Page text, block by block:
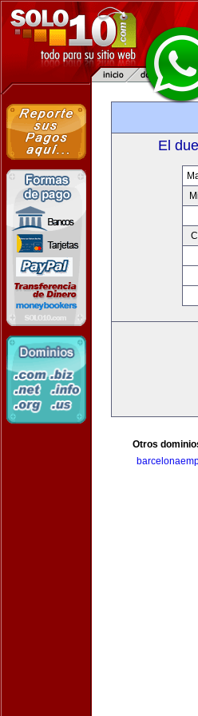
El
Otros